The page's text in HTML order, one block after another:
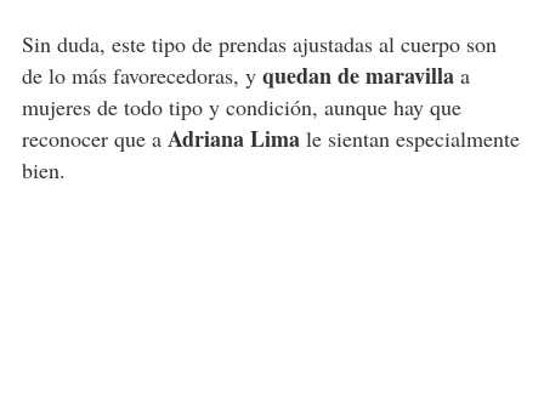
Sin duda, este tipo de prendas ajustadas al cuerpo son
de lo más favorecedoras, y quedan de maravillaa
mujeres de todo tipo y condición, aunque hay que
reconocer que a Adriana Limale sientan especialmente
bien.